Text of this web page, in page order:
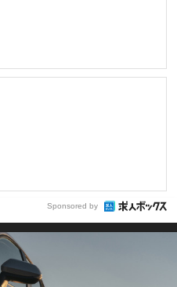
Sponsored by